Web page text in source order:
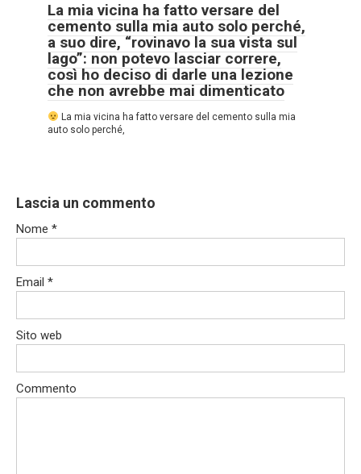
La mia vicina ha fatto versare del
cemento sulla mia auto solo perché,
a suo dire, “rovinavo la sua vista sul
lago”: non potevo lasciar correre,
così ho deciso di darle una lezione
che non avrebbe mai dimenticato
La mia vicina ha fatto versare del cemento sulla mia
auto solo perché,
Lascia un commento
Nome *
Email *
Sito web
Commento